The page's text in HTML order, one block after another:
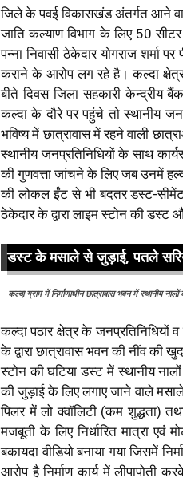
जिले के पवई विकासखंड अंतर्गत आने
जाति कल्याण विभाग के लिए 50 सीटर
पन्ना निवासी ठेकेदार योगराज शर्मा
कराने के आरोप लग रहे है। कल्दा क्षेत्र
बीते दिवस जिला सहकारी केन्द्रीय
कल्दा के दौरे पर पहुंचे तो स्थानीय
भविष्य में छात्रावास में रहने वाली
स्थानीय जनप्रतिनिधियों के साथ
की गुणवत्ता जांचने के लिए जब उनमें
की लोकल ईंट से भी बदतर डस्ट-सीमेंट
ठेकेदार के द्वारा लाइम स्टोन की डस्ट
डस्ट के मसाले से जुड़ाई, पतले
कल्दा ग्राम में निर्माणाधीन छात्रावास भवन में स्थानीय
कल्दा पठार क्षेत्र के
के द्वारा छात्रावास भवन की नींव की
स्टोन की घटिया डस्ट में स्थानीय
की जुड़ाई के लिए लगाए जाने वाले
पिलर में लो क्वॉलिटी (कम शुद्धता)
मजबूती के लिए निर्धारित मात्रा एवं
बकायदा वीडियो बनाया गया जिसमें
आरोप है निर्माण कार्य में लीपापोती